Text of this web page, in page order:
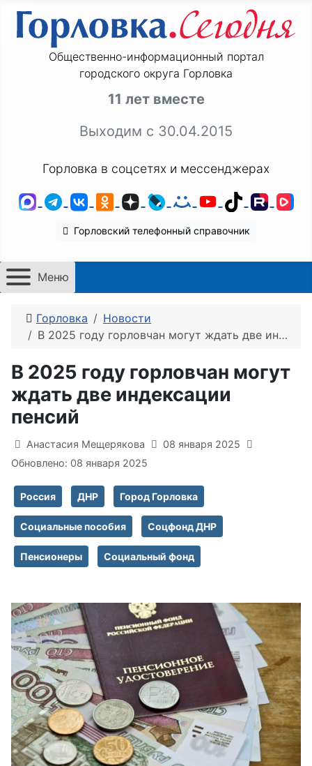
Общественно-информационный портал
городского округа Горловка
11 лет вместе
Выходим с 30.04.2015
Горловка в соцсетях и мессенджерах
MAXTelegram
ВКонтакте
Одноклассники
ДзенLiveJournal
Мой Мир
YouTube
TikTok
Горловский телефонный справочник
Меню
Горловка
Новости
В 2025 году горловчан могут ждать две индексации пенсий
В 2025 году горловчан могут
ждать две индексации
пенсий
Информация о материале
Анастасия Мещерякова
08 января 2025
Обновлено: 08 января 2025
Россия ДНР Город Горловка
Социальные пособия Соцфонд ДНР
Пенсионеры Социальный фонд